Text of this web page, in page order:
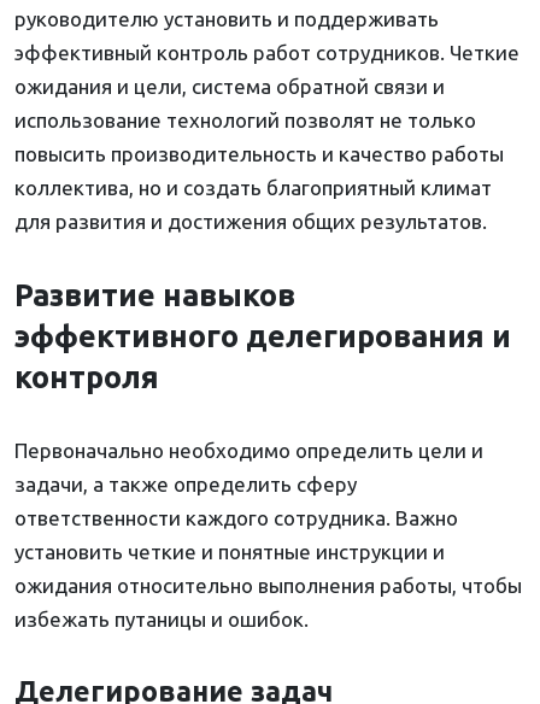
руководителю установить и поддерживать
эффективный контроль работ сотрудников. Четкие
ожидания и цели, система обратной связи и
использование технологий позволят не только
повысить производительность и качество работы
коллектива, но и создать благоприятный климат
для развития и достижения общих результатов.
Развитие навыков
эффективного делегирования и
контроля
Первоначально необходимо определить цели и
задачи, а также определить сферу
ответственности каждого сотрудника. Важно
установить четкие и понятные инструкции и
ожидания относительно выполнения работы, чтобы
избежать путаницы и ошибок.
Делегирование задач